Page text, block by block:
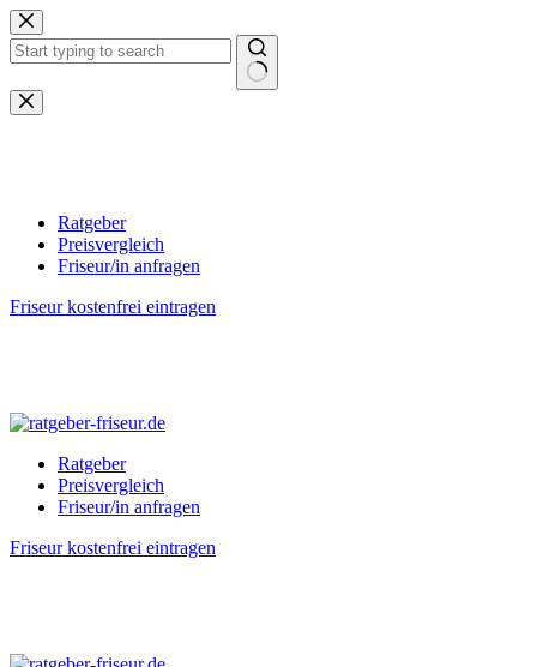
Zum
Inhalt
springen
Keine
Ergebnisse
Ratgeber
Preisvergleich
Friseur/in anfragen
Friseur kostenfrei eintragen
Ratgeber
Preisvergleich
Friseur/in anfragen
Friseur kostenfrei eintragen